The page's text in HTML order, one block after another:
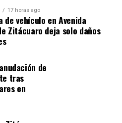
con narcóticos y
Premio Bellas Artes de
2026
17 horas ago
de vehículo en Avenida
Zitácuaro deja solo daños
de
tras
en